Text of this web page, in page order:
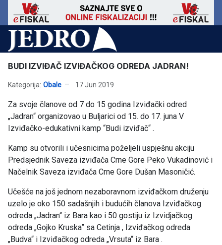
BUDI IZVIĐAČ IZVIĐAČKOG ODREDA JADRAN!
Kategorija: Obale 17 Jun 2019
Za svoje članove od 7 do 15 godina Izviđački odred
„Jadran“ organizovao u Buljarici od 15. do 17. juna V
Izviđačko-edukativni kamp “Budi izviđač“ .
Kamp su otvorili i učesnicima poželjeli uspješnu akciju
Predsjednik Saveza izviđača Crne Gore Peko Vukadinović i
Načelnik Saveza izviđača Crne Gore Dušan Masoničić.
Učešće na još jednom nezaboravnom izviđačkom druženju
uzelo je oko 150 sadašnjih i budućih članova Izviđačkog
odreda „Jadran“ iz Bara kao i 50 gostiju iz Izvidjačkog
odreda „Gojko Kruska” sa Cetinja , Izviđačkog odreda
„Budva“ i Izviđačkog odreda „Vrsuta“ iz Bara .